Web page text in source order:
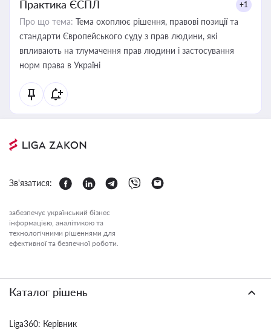
Практика ЄСПЛ +1
Про що тема: Тема охоплює рішення, правові позиції та
стандарти Європейського суду з прав людини, які
впливають на тлумачення прав людини і застосування
норм права в Україні
Зв'язатися:
забезпечує український бізнес
інформацією, аналітикою та
технологічними рішеннями для
ефективної та безпечної роботи.
Каталог рішень
Liga360: Керівник